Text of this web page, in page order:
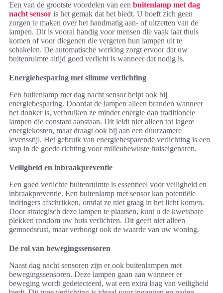
Een van de grootste voordelen van een buitenlamp met dag
nacht sensor is het gemak dat het biedt. U hoeft zich geen
zorgen te maken over het handmatig aan- of uitzetten van de
lampen. Dit is vooral handig voor mensen die vaak laat thuis
komen of voor diegenen die vergeten hun lampen uit te
schakelen. De automatische werking zorgt ervoor dat uw
buitenruimte altijd goed verlicht is wanneer dat nodig is.
Energiebesparing met slimme verlichting
Een buitenlamp met dag nacht sensor helpt ook bij
energiebesparing. Doordat de lampen alleen branden wanneer
het donker is, verbruiken ze minder energie dan traditionele
lampen die constant aanstaan. Dit leidt niet alleen tot lagere
energiekosten, maar draagt ook bij aan een duurzamere
levensstijl. Het gebruik van energiebesparende verlichting is een
stap in de goede richting voor milieubewuste huiseigenaren.
Veiligheid en inbraakpreventie
Een goed verlichte buitenruimte is essentieel voor veiligheid en
inbraakpreventie. Een buitenlamp met sensor kan potentiële
indringers afschrikken, omdat ze niet graag in het licht komen.
Door strategisch deze lampen te plaatsen, kunt u de kwetsbare
plekken rondom uw huis verlichten. Dit geeft niet alleen
gemoedsrust, maar verhoogt ook de waarde van uw woning.
De rol van bewegingssensoren
Naast dag nacht sensoren zijn er ook buitenlampen met
bewegingssensoren. Deze lampen gaan aan wanneer er
beweging wordt gedetecteerd, wat een extra laag van veiligheid